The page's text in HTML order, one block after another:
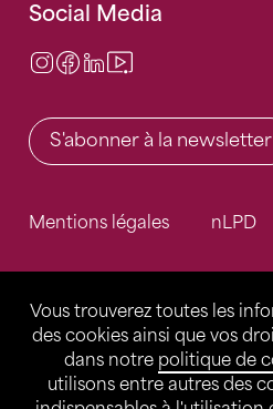
Vous trouverez toutes les
des cookies ainsi que vos
dans notre politique de
utilisons entre autres des
Social Media
Instagram
Facebook
LinkedIn
S'abonner à la newsletter
Mentions légales nLPD